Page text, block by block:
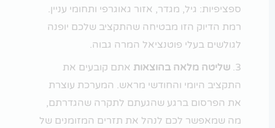
ספציפיות: גיל, מגדר, אזור גאוגרפי ותחומי עניין.
רמת הדיוק הזו מבטיחה שהתקציב שלכם יופנה
לגולשים בעלי פוטנציאל המרה גבוה.
שליטה מלאה בהוצאותאתם קובעים את
התקציב היומי והחודשי מראש. המערכת עוצרת
את הפרסום ברגע שהגעתם לתקרה שהגדרתם,
מה שמאפשר לכם לנהל את תזרים המזומנים של